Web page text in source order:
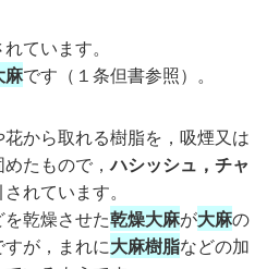
ています。
麻です（１条但書参照）。
花から取れる樹脂を，吸煙又は
たもので，ハシッシュ，チャ
れています。
を乾燥させた乾燥大麻が大麻の
が，まれに大麻樹脂などの加